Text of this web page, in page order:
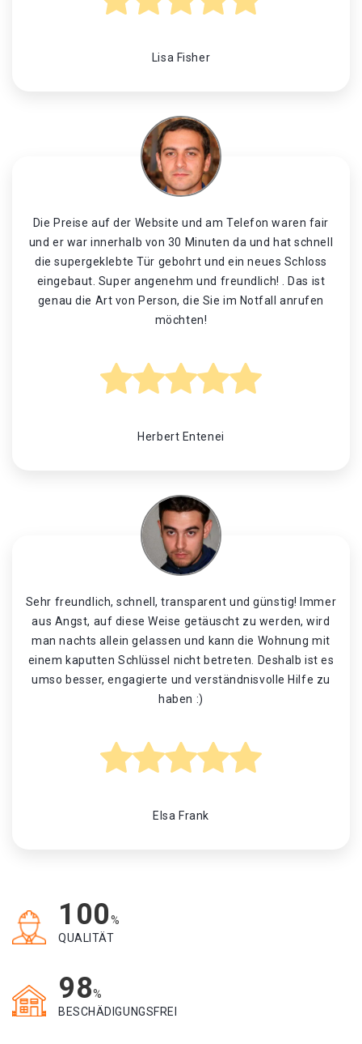
Lisa Fisher
Die Preise auf der Website und am Telefon waren fair
und er war innerhalb von 30 Minuten da und hat schnell
die supergeklebte Tür gebohrt und ein neues Schloss
eingebaut. Super angenehm und freundlich! . Das ist
genau die Art von Person, die Sie im Notfall anrufen
möchten!
Herbert Entenei
Sehr freundlich, schnell, transparent und günstig! Immer
aus Angst, auf diese Weise getäuscht zu werden, wird
man nachts allein gelassen und kann die Wohnung mit
einem kaputten Schlüssel nicht betreten. Deshalb ist es
umso besser, engagierte und verständnisvolle Hilfe zu
haben :)
Elsa Frank
100%
QUALITÄT
98%
BESCHÄDIGUNGSFREI